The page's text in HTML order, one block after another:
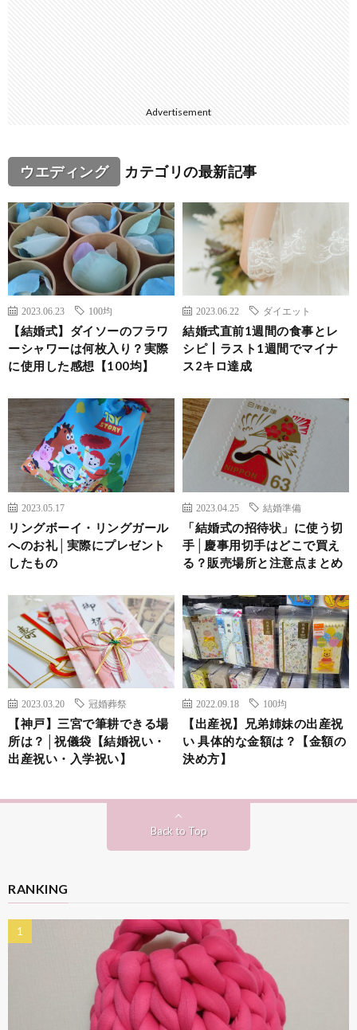
Advertisement
ウエディング カテゴリの最新記事
2023.06.23 100均
【結婚式】ダイソーのフラワ
ーシャワーは何枚入り？実際
に使用した感想【100均】
2023.06.22 ダイエット
結婚式直前1週間の食事とレ
シピ┃ラスト1週間でマイナ
ス2キロ達成
2023.05.17
リングボーイ・リングガール
へのお礼│実際にプレゼント
したもの
2023.04.25 結婚準備
「結婚式の招待状」に使う切
手│慶事用切手はどこで買え
る？販売場所と注意点まとめ
2023.03.20 冠婚葬祭
【神戸】三宮で筆耕できる場
所は？│祝儀袋【結婚祝い・
出産祝い・入学祝い】
2022.09.18 100均
【出産祝】兄弟姉妹の出産祝
い 具体的な金額は？【金額の
決め方】
Back to Top
RANKING